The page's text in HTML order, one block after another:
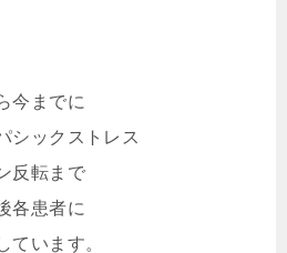
今までに
シックストレス
反転まで
各患者に
ています。